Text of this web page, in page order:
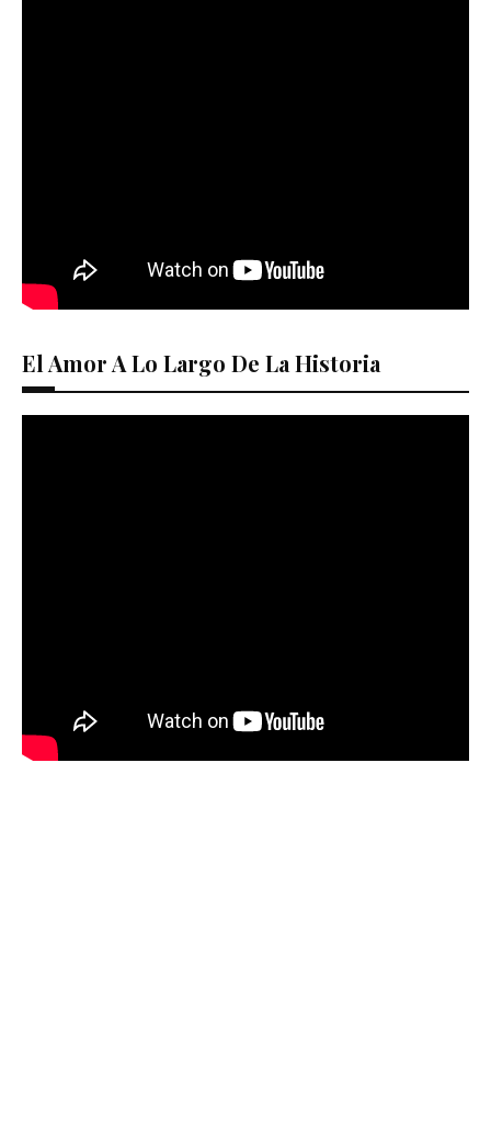
El Amor A Lo Largo De La Historia